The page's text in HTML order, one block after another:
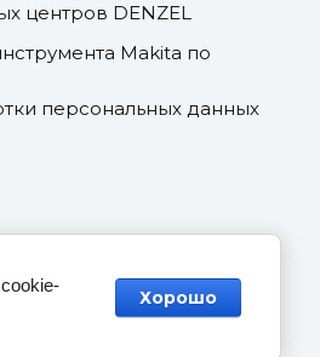
центров DENZEL
Makita по
персональных данных
Хорошо